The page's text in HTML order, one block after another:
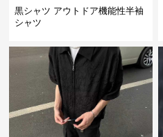
黒シャツ アウトドア機能性半袖
シャツ